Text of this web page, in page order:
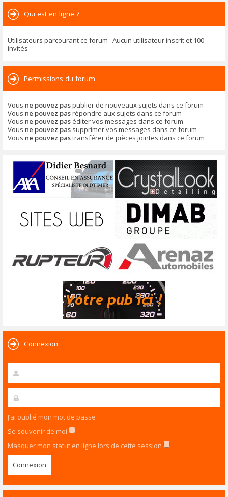
Qui est en ligne ?
Utilisateurs parcourant ce forum : Aucun utilisateur inscrit et 100
invités
Permissions du forum
Vous ne pouvez paspublier de nouveaux sujets dans ce forum
Vous ne pouvez pasrépondre aux sujets dans ce forum
Vous ne pouvez pas éditer vos messages dans ce forum
Vous ne pouvez pas supprimer vos messages dans ce forum
Vous ne pouvez pastransférer de pièces jointes dans ce forum
Connexion
J’ai oublié mon mot de passe
Se souvenir de moi
Masquer mon statut en ligne lors de cette session